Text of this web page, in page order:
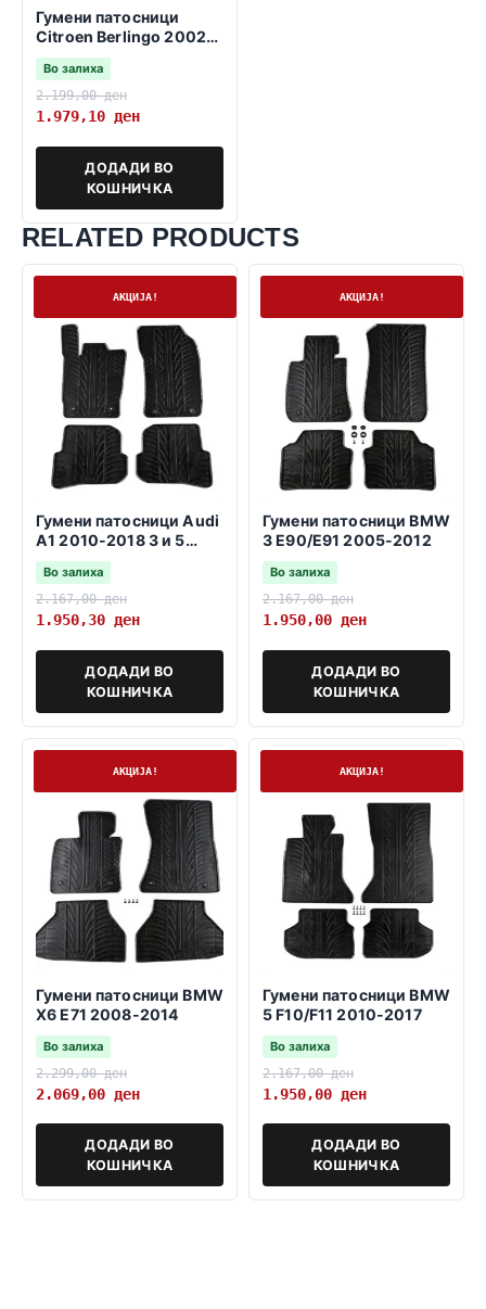
Гумени патосници
Citroen Berlingo 2002-
2007
Во залиха
2.199,00ден
1.979,10 ден
ДОДАДИ ВО
КОШНИЧКА
RELATED PRODUCTS
АКЦИЈА!
Гумени патосници Audi
A1 2010-2018 3 и 5
врати sportback
Во залиха
2.167,00ден
1.950,30 ден
ДОДАДИ ВО
КОШНИЧКА
АКЦИЈА!
Гумени патосници BMW
3 E90/E91 2005-2012
Во залиха
2.167,00ден
1.950,00 ден
ДОДАДИ ВО
КОШНИЧКА
АКЦИЈА!
Гумени патосници BMW
X6 E71 2008-2014
Во залиха
2.299,00ден
2.069,00 ден
ДОДАДИ ВО
КОШНИЧКА
АКЦИЈА!
Гумени патосници BMW
5 F10/F11 2010-2017
Во залиха
2.167,00ден
1.950,00 ден
ДОДАДИ ВО
КОШНИЧКА